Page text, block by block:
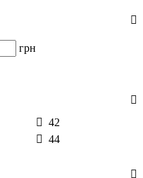
грн
42
44